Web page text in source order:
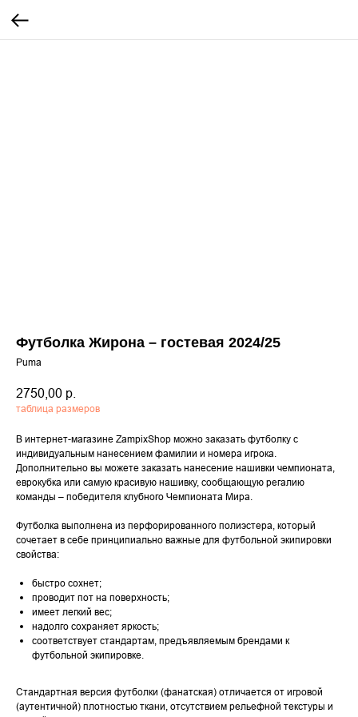
Футболка Жирона – гостевая 2024/25
Puma
2750,00 р.
таблица размеров
В интернет-магазине ZampixShop можно заказать футболку с
индивидуальным нанесением фамилии и номера игрока.
Дополнительно вы можете заказать нанесение нашивки чемпионата,
еврокубка или самую красивую нашивку, сообщающую регалию
команды – победителя клубного Чемпионата Мира.
Футболка выполнена из перфорированного полиэстера, который
сочетает в себе принципиально важные для футбольной экипировки
свойства:
быстро сохнет;
проводит пот на поверхность;
имеет легкий вес;
надолго сохраняет яркость;
соответствует стандартам, предъявляемым брендами к
футбольной экипировке.
Стандартная версия футболки (фанатская) отличается от игровой
(аутентичной) плотностью ткани, отсутствием рельефной текстуры и